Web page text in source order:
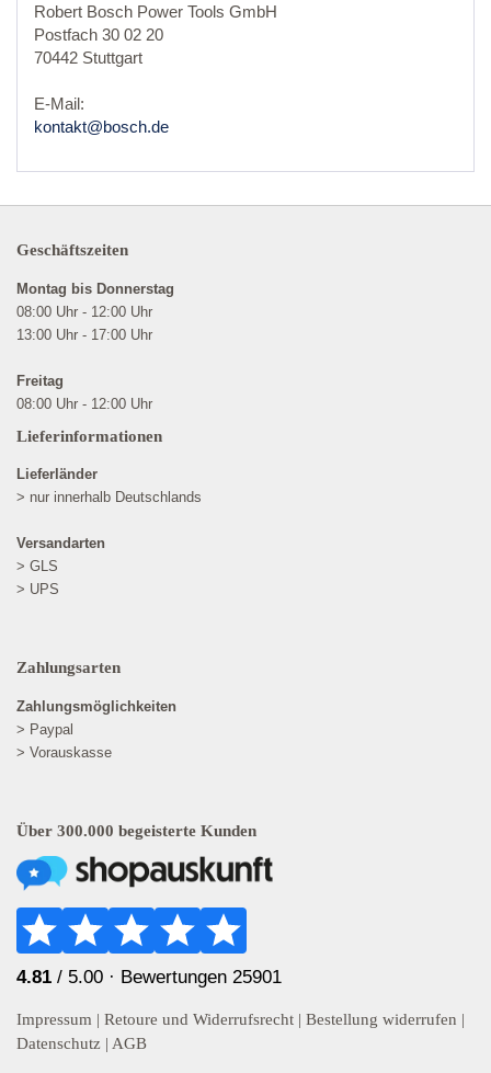
Robert Bosch Power Tools GmbH
Postfach 30 02 20
70442 Stuttgart
E-Mail:
kontakt@bosch.de
Geschäftszeiten
Montag bis Donnerstag
08:00 Uhr - 12:00 Uhr
13:00 Uhr - 17:00 Uhr
Freitag
08:00 Uhr - 12:00 Uhr
Lieferinformationen
Lieferländer
> nur innerhalb Deutschlands
Versandarten
> GLS
> UPS
Zahlungsarten
Zahlungsmöglichkeiten
> Paypal
> Vorauskasse
Über 300.000 begeisterte Kunden
4.81 / 5.00 · Bewertungen 25901
Impressum | Retoure und Widerrufsrecht | Bestellung widerrufen |
Datenschutz | AGB